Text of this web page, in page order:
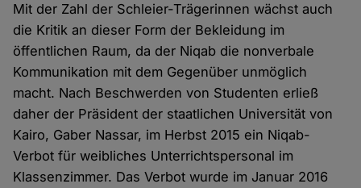
Mit der Zahl der Schleier-Trägerinnen wächst auch
die Kritik an dieser Form der Bekleidung im
öffentlichen Raum, da der Niqab die nonverbale
Kommunikation mit dem Gegenüber unmöglich
macht. Nach Beschwerden von Studenten erließ
daher der Präsident der staatlichen Universität von
Kairo, Gaber Nassar, im Herbst 2015 ein Niqab-
Verbot für weibliches Unterrichtspersonal im
Klassenzimmer. Das Verbot wurde im Januar 2016